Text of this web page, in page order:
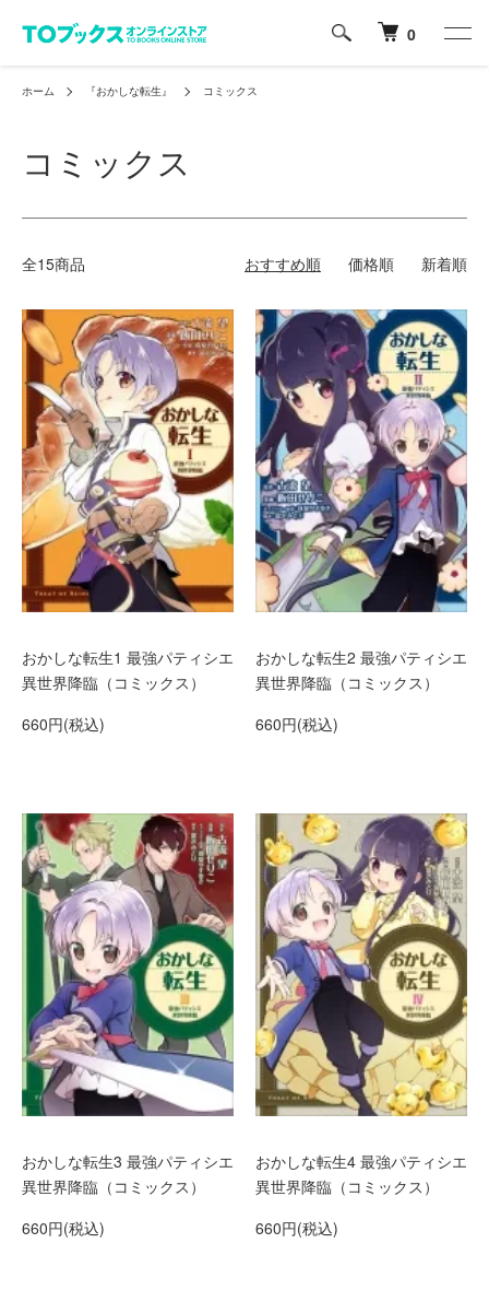
0
ホーム 『おかしな転生』 コミックス
コミックス
全15商品 おすすめ順 価格順 新着順
おかしな転生1 最強パティシエ
異世界降臨（コミックス）
660円(税込)
おかしな転生2 最強パティシエ
異世界降臨（コミックス）
660円(税込)
おかしな転生3 最強パティシエ
異世界降臨（コミックス）
660円(税込)
おかしな転生4 最強パティシエ
異世界降臨（コミックス）
660円(税込)